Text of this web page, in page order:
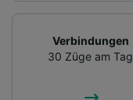
Verbindungen
30 Züge am Tag